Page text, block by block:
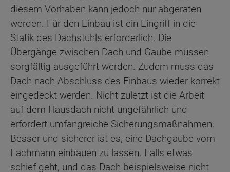
diesem Vorhaben kann jedoch nur abgeraten
werden. Für den Einbau ist ein Eingriff in die
Statik des Dachstuhls erforderlich. Die
Übergänge zwischen Dach und Gaube müssen
sorgfältig ausgeführt werden. Zudem muss das
Dach nach Abschluss des Einbaus wieder korrekt
eingedeckt werden. Nicht zuletzt ist die Arbeit
auf dem Hausdach nicht ungefährlich und
erfordert umfangreiche Sicherungsmaßnahmen.
Besser und sicherer ist es, eine Dachgaube vom
Fachmann einbauen zu lassen. Falls etwas
schief geht, und das Dach beispielsweise nicht